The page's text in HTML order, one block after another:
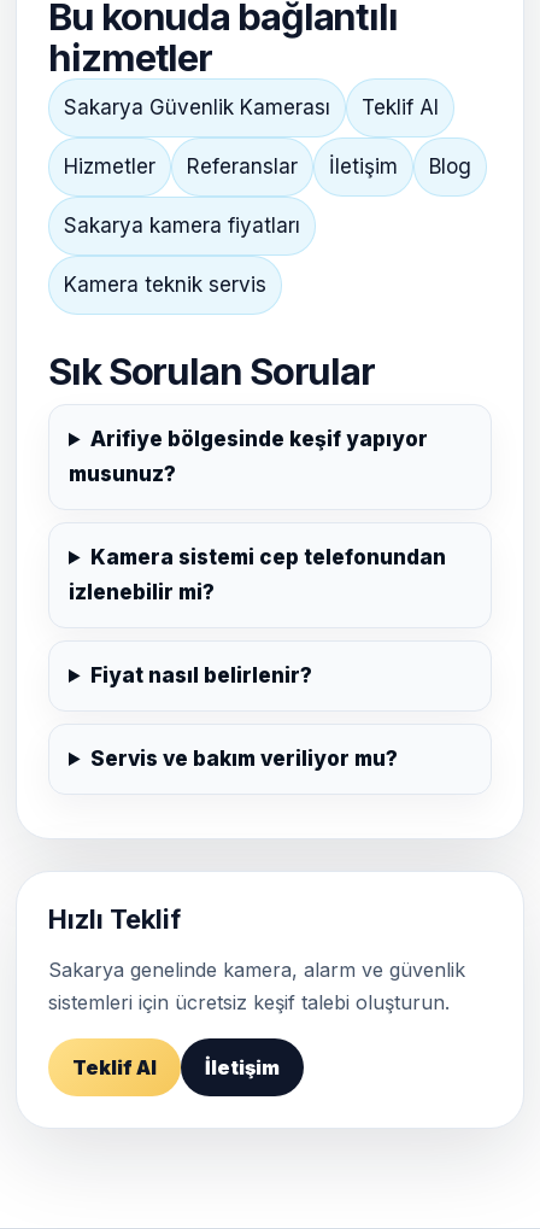
Bu konuda bağlantılı
hizmetler
Sakarya Güvenlik Kamerası Teklif Al
Hizmetler Referanslar İletişim Blog
Sakarya kamera fiyatları
Kamera teknik servis
Sık Sorulan Sorular
Arifiye bölgesinde keşif yapıyor
musunuz?
Kamera sistemi cep telefonundan
izlenebilir mi?
Fiyat nasıl belirlenir?
Servis ve bakım veriliyor mu?
Hızlı Teklif
Sakarya genelinde kamera, alarm ve güvenlik
sistemleri için ücretsiz keşif talebi oluşturun.
Teklif Al İletişim